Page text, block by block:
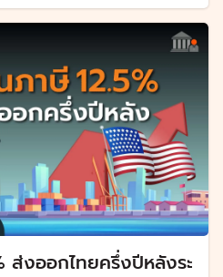
ส่งออกไทยครึ่งปีหลังระ